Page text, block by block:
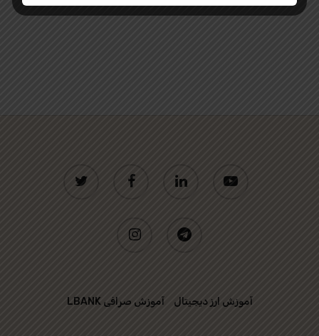
facebook linkedin
instagram telegram
آموزش ارز دیجیتال آموزش صرافی LBANK